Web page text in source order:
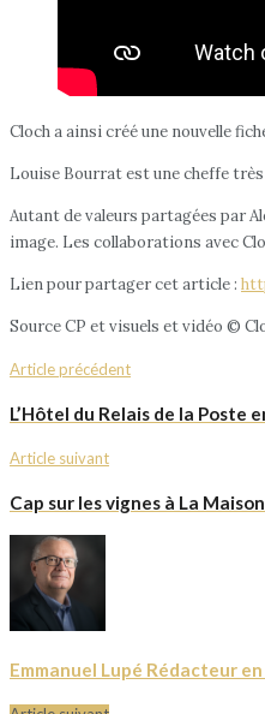
Cloch a ainsi créé une nouvelle
Louise Bourrat est une cheffe
Autant de valeurs partagées par
image. Les collaborations avec
Lien pour partager cet article :
Source CP et visuels et vidéo ©
Article précédent
L’Hôtel du Relais de la Poste
Article suivant
Cap sur les vignes à La
Emmanuel Lupé Rédacteur